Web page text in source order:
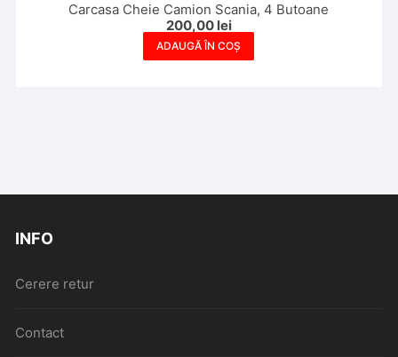
Carcasa Cheie Camion Scania, 4 Butoane
200,00 lei
ADAUGĂ ÎN COȘ
INFO
Cerere retur
Contact